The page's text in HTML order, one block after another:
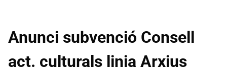
Anunci subvenció Consell
act. culturals linia Arxius